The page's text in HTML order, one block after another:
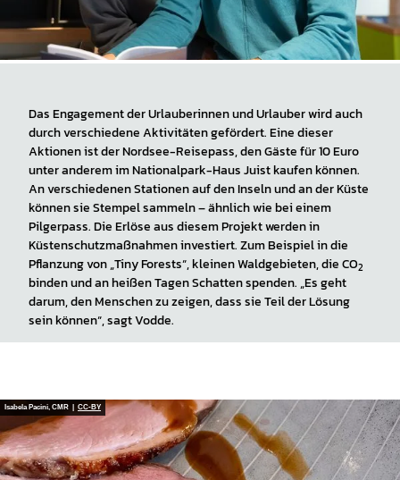
Das Engagement der Urlauberinnen und Urlauber wird auch
durch verschiedene Aktivitäten gefördert. Eine dieser
Aktionen ist der Nordsee-Reisepass, den Gäste für 10 Euro
unter anderem im Nationalpark-Haus Juist kaufen können.
An verschiedenen Stationen auf den Inseln und an der Küste
können sie Stempel sammeln – ähnlich wie bei einem
Pilgerpass. Die Erlöse aus diesem Projekt werden in
Küstenschutzmaßnahmen investiert. Zum Beispiel in die
Pflanzung von „Tiny Forests“, kleinen Waldgebieten, dieCO2
binden und an heißen Tagen Schatten spenden. „Es geht
darum, den Menschen zu zeigen, dass sie Teil der Lösung
sein können“, sagt Vodde.
Isabela Pacini, CMR | CC-BY